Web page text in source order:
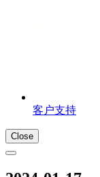
客户支持
Close